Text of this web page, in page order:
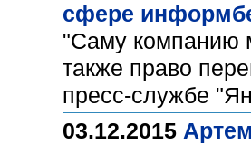
сфере
"Саму компанию
также право
пресс-службе
03.12.2015